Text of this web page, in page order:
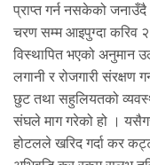
प्राप्त गर्न नसकेको
चरण सम्म आइपुग्दा करिव
विस्थापित भएको अनुमान
लगानी र रोजगारी संरक्षण
छुट तथा सहुलियतको
संघले माग गरेको हो ।
होटलले खरिद गर्दा कर